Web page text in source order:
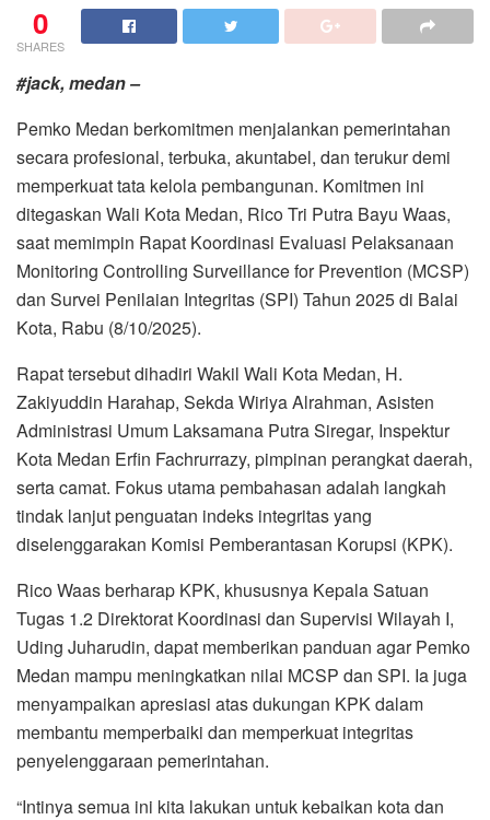
0
SHARES
#jack, medan –
Pemko Medan berkomitmen menjalankan pemerintahan
secara profesional, terbuka, akuntabel, dan terukur demi
memperkuat tata kelola pembangunan. Komitmen ini
ditegaskan Wali Kota Medan, Rico Tri Putra Bayu Waas,
saat memimpin Rapat Koordinasi Evaluasi Pelaksanaan
Monitoring Controlling Surveillance for Prevention (MCSP)
dan Survei Penilaian Integritas (SPI) Tahun 2025 di Balai
Kota, Rabu (8/10/2025).
Rapat tersebut dihadiri Wakil Wali Kota Medan, H.
Zakiyuddin Harahap, Sekda Wiriya Alrahman, Asisten
Administrasi Umum Laksamana Putra Siregar, Inspektur
Kota Medan Erfin Fachrurrazy, pimpinan perangkat daerah,
serta camat. Fokus utama pembahasan adalah langkah
tindak lanjut penguatan indeks integritas yang
diselenggarakan Komisi Pemberantasan Korupsi (KPK).
Rico Waas berharap KPK, khususnya Kepala Satuan
Tugas 1.2 Direktorat Koordinasi dan Supervisi Wilayah I,
Uding Juharudin, dapat memberikan panduan agar Pemko
Medan mampu meningkatkan nilai MCSP dan SPI. Ia juga
menyampaikan apresiasi atas dukungan KPK dalam
membantu memperbaiki dan memperkuat integritas
penyelenggaraan pemerintahan.
“Intinya semua ini kita lakukan untuk kebaikan kota dan